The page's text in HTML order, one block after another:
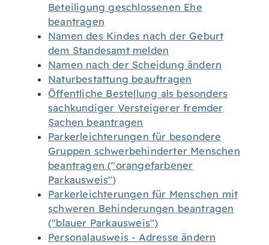
Beteiligung geschlossenen Ehe
beantragen
Namen des Kindes nach der Geburt
dem Standesamt melden
Namen nach der Scheidung ändern
Naturbestattung beauftragen
Öffentliche Bestellung als besonders
sachkundiger Versteigerer fremder
Sachen beantragen
Parkerleichterungen für besondere
Gruppen schwerbehinderter Menschen
beantragen ("orangefarbener
Parkausweis")
Parkerleichterungen für Menschen mit
schweren Behinderungen beantragen
("blauer Parkausweis")
Personalausweis - Adresse ändern